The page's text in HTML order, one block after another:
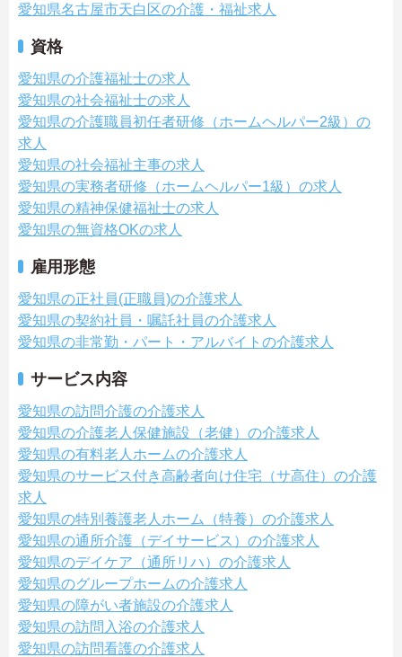
愛知県名古屋市天白区の介護・福祉求人
資格
愛知県の介護福祉士の求人
愛知県の社会福祉士の求人
愛知県の介護職員初任者研修（ホームヘルパー2級）の
求人
愛知県の社会福祉主事の求人
愛知県の実務者研修（ホームヘルパー1級）の求人
愛知県の精神保健福祉士の求人
愛知県の無資格OKの求人
雇用形態
愛知県の正社員(正職員)の介護求人
愛知県の契約社員・嘱託社員の介護求人
愛知県の非常勤・パート・アルバイトの介護求人
サービス内容
愛知県の訪問介護の介護求人
愛知県の介護老人保健施設（老健）の介護求人
愛知県の有料老人ホームの介護求人
愛知県のサービス付き高齢者向け住宅（サ高住）の介護
求人
愛知県の特別養護老人ホーム（特養）の介護求人
愛知県の通所介護（デイサービス）の介護求人
愛知県のデイケア（通所リハ）の介護求人
愛知県のグループホームの介護求人
愛知県の障がい者施設の介護求人
愛知県の訪問入浴の介護求人
愛知県の訪問看護の介護求人